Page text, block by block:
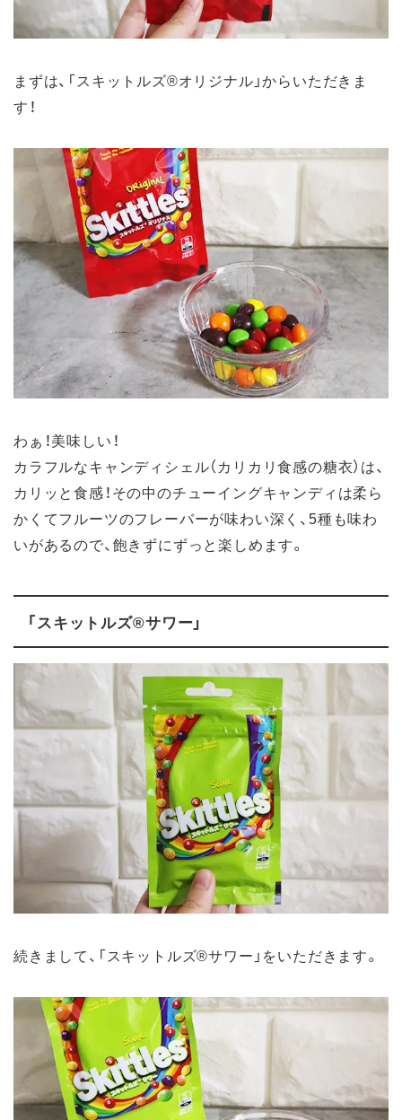
まずは、「スキットルズ®オリジナル」からいただきま
す！
わぁ！美味しい！
カラフルなキャンディシェル（カリカリ食感の糖衣）は、
カリッと食感！その中のチューイングキャンディは柔ら
かくてフルーツのフレーバーが味わい深く、5種も味わ
いがあるので、飽きずにずっと楽しめます。
「スキットルズ®サワー」
続きまして、「スキットルズ®サワー」をいただきます。